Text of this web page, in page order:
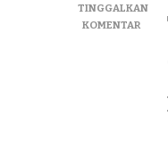
TINGGALKAN
KOMENTARPADA